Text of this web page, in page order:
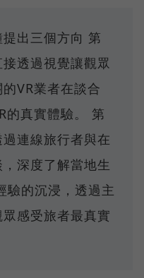
出三個方向 第
透過視覺讓觀眾
VR業者在談合
的真實體驗。 第
連線旅行者與在
深度了解當地生
驗的沉浸，透過主
感受旅者最真實